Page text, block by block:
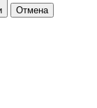
Отмена